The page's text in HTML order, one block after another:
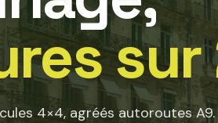
sur
4×4, agréés autoroutes